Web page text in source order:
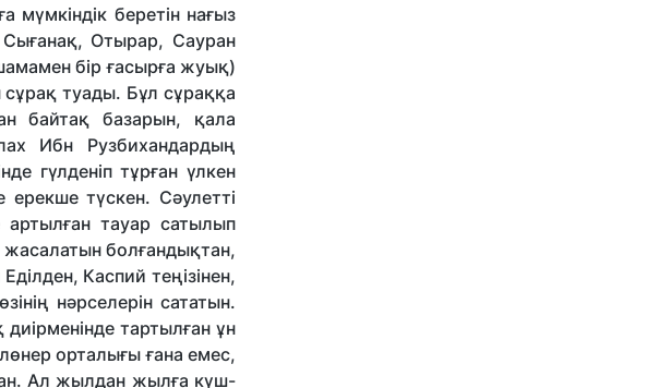
мүмкіндік беретін нағыз
Сығанақ, Отырар, Сауран
бір ғасырға жуық)
туады. Бұл сұраққа
байтақ базарын, қала
Ибн Рузбихандардың
гүлденіп тұрған үлкен
ерекше түскен. Сәулетті
тауар сатылып
жасалатын болғандықтан,
Каспий теңізінен,
нәрселерін сататын.
тартылған ұн
орталығы ғана емес,
Ал жылдан жылға күш-